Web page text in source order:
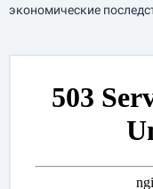
экономические